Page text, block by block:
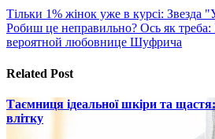
Навигация
по
Тільки 1% жінок уже в курсі: Звезда
Робиш це неправильно? Ось як
вероятной любовнице Шуфрича
Related Post
Таємниця ідеальної шкіри та
влітку